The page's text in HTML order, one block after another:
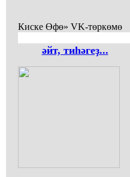
Киске Өфө» VK-төркөмө
әйт, тиһәгеҙ...